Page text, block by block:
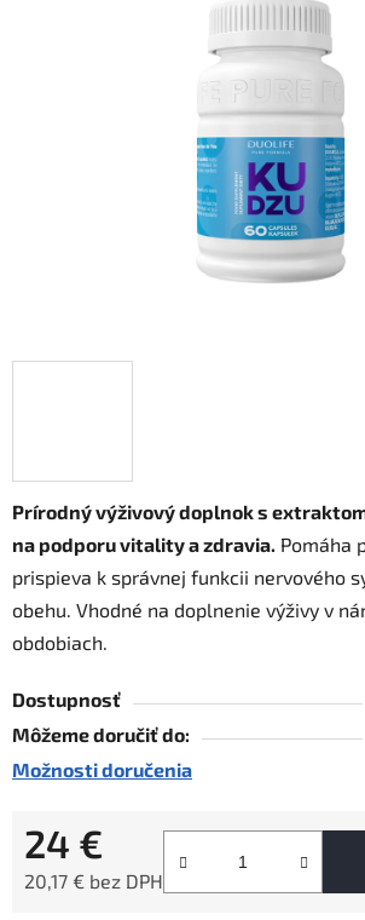
Prírodný výživový doplnok s
na podporu vitality a zdravia. Pomáha
prispieva k správnej funkcii nervového
obehu. Vhodné na doplnenie výživy v
obdobiach.
Dostupnosť
Môžeme doručiť do:
Možnosti doručenia
24 €
20,17 € bez DPH